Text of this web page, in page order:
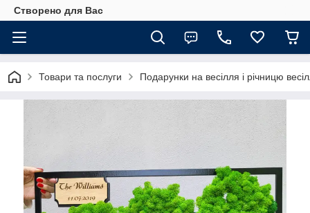
Створено для Вас
Товари та послуги Подарунки на весілля і річницю